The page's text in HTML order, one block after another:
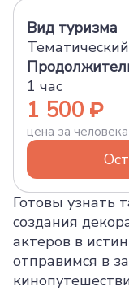
Вид туризма
Тематический
1 час
1 500
цена за человека
Готовы узнать
создания
актеров в
отправимся в